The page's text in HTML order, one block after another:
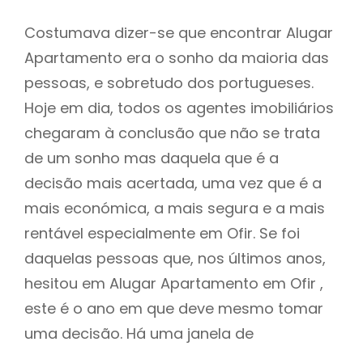
Costumava dizer-se que encontrar Alugar
Apartamento era o sonho da maioria das
pessoas, e sobretudo dos portugueses.
Hoje em dia, todos os agentes imobiliários
chegaram à conclusão que não se trata
de um sonho mas daquela que é a
decisão mais acertada, uma vez que é a
mais económica, a mais segura e a mais
rentável especialmente em Ofir. Se foi
daquelas pessoas que, nos últimos anos,
hesitou em Alugar Apartamento em Ofir ,
este é o ano em que deve mesmo tomar
uma decisão. Há uma janela de